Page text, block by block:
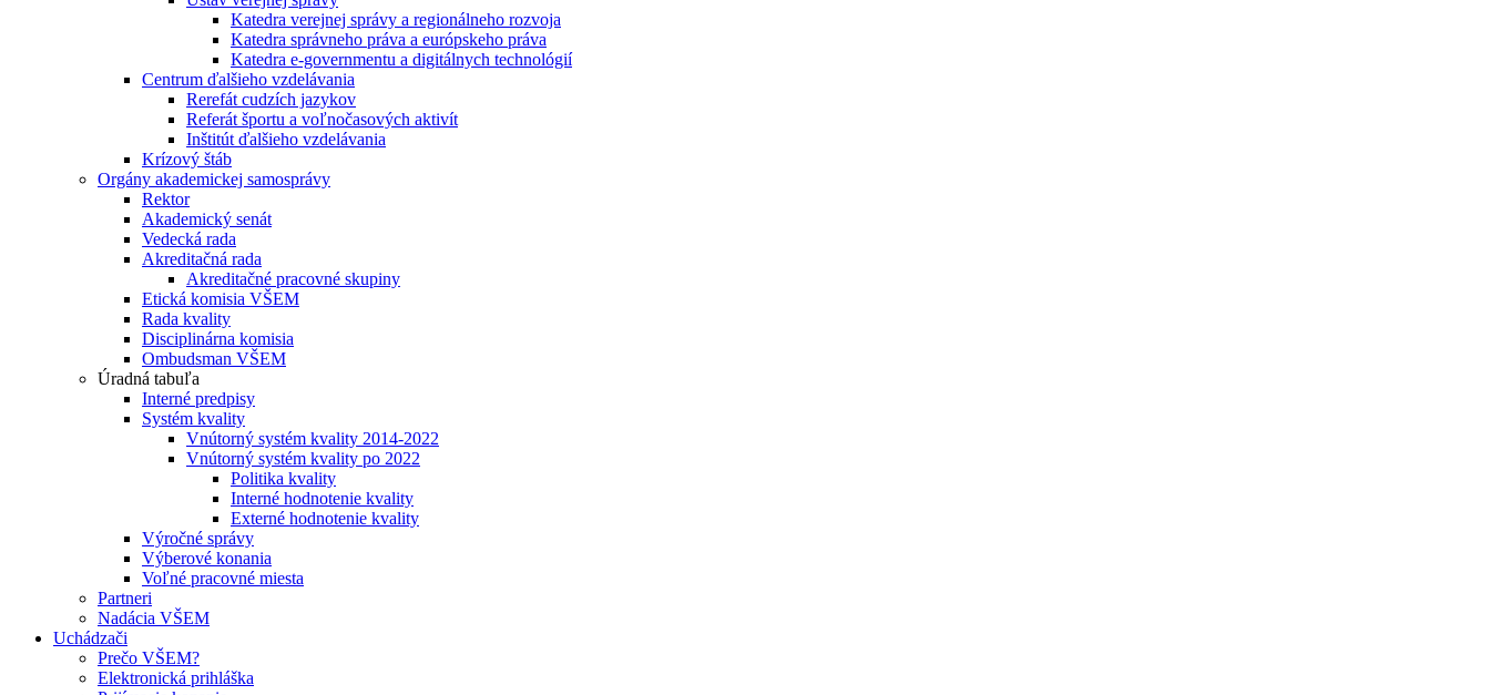
Katedra verejnej správy a regionálneho rozvoja
Katedra správneho práva a európskeho práva
Katedra e-governmentu a digitálnych technológií
Centrum ďalšieho vzdelávania
Rerefát cudzích jazykov
Referát športu a voľnočasových aktivít
Inštitút ďalšieho vzdelávania
Krízový štáb
Orgány akademickej samosprávy
Rektor
Akademický senát
Vedecká rada
Akreditačná rada
Akreditačné pracovné skupiny
Etická komisia VŠEM
Rada kvality
Disciplinárna komisia
Ombudsman VŠEM
Úradná tabuľa
Interné predpisy
Systém kvality
Vnútorný systém kvality 2014-2022
Vnútorný systém kvality po 2022
Politika kvality
Interné hodnotenie kvality
Externé hodnotenie kvality
Výročné správy
Výberové konania
Voľné pracovné miesta
Partneri
Nadácia VŠEM
Uchádzači
Prečo VŠEM?
Elektronická prihláška